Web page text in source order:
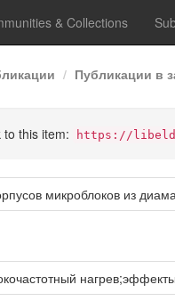
& Collections
Публикации в
this item: https://
микроблоков из